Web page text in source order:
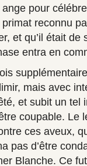
pour
reconnu
et qu’il était
entra en
mais avec
et subit un tel
coupable. Le
ces aveux,
pas d’être
Blanche. Ce